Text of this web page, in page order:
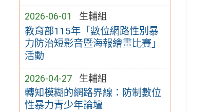
2026-06-01 生輔組
教育部115年「數位網路性別暴
力防治短影音暨海報繪畫比賽」
活動
2026-04-27 生輔組
轉知模糊的網路界線：防制數位
性暴力青少年論壇